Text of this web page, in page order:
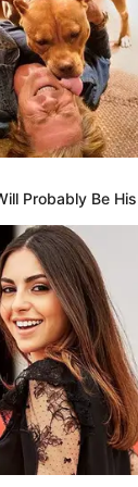
de inspección
de190
1.506 controles
y la
sobre el
el uso
Probably Be